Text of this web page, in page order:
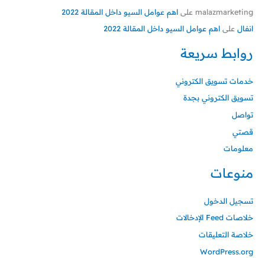
malazmarketing على اهم عوامل السيو داخل المقالة 2022
انفال على اهم عوامل السيو داخل المقالة 2022
روابط سريعة
خدمات تسويق الكتروني
تسويق الكتروني بجدة
تواصل
قصتي
معلومات
منوعات
تسجيل الدخول
خلاصات Feed الإدخالات
خلاصة التعليقات
WordPress.org